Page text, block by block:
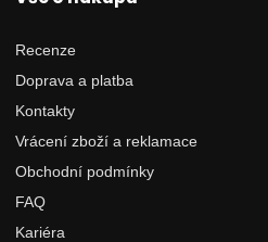
Recenze
Doprava a platba
Kontakty
Vrácení zboží a reklamace
Obchodní podmínky
FAQ
Kariéra